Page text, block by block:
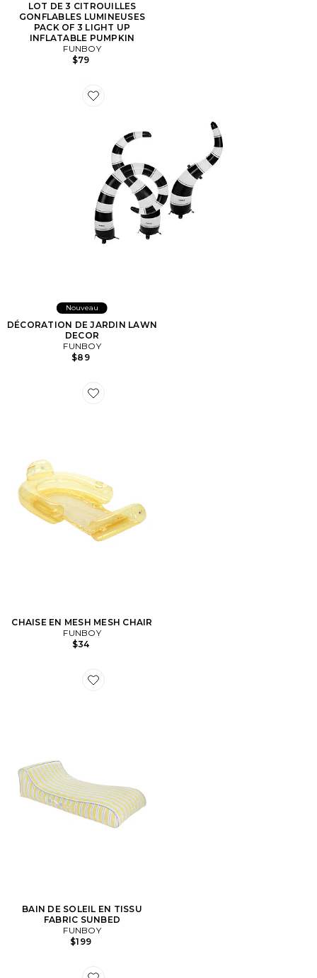
LOT DE 3 CITROUILLES
GONFLABLES LUMINEUSES
PACK OF 3 LIGHT UP
INFLATABLE PUMPKIN
FUNBOY
$79
Favorite DÉCORATION DE JARDIN LAWN DECOR
Nouveau
DÉCORATION DE JARDIN LAWN
DECOR
FUNBOY
$89
Favorite CHAISE EN MESH MESH CHAIR
CHAISE EN MESH MESH CHAIR
FUNBOY
$34
Favorite BAIN DE SOLEIL EN TISSU FABRIC SUNBED
BAIN DE SOLEIL EN TISSU
FABRIC SUNBED
FUNBOY
$199